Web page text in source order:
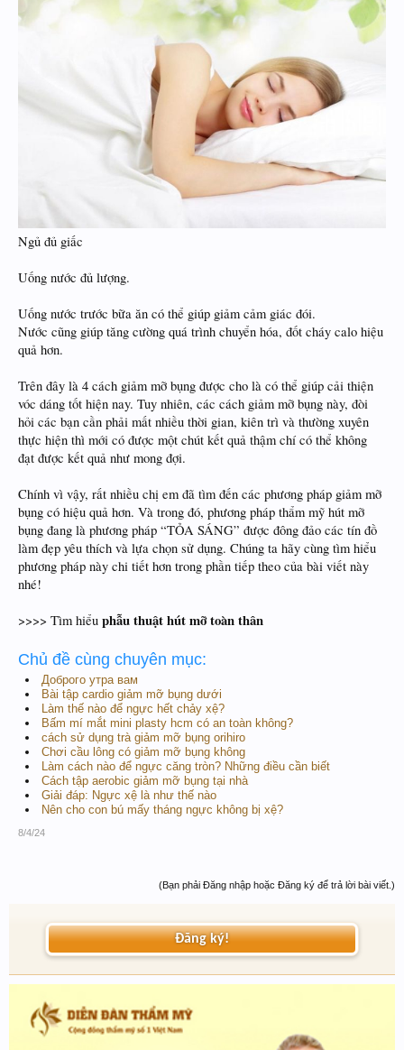
Ngủ đủ giấc
Uống nước đủ lượng.
Uống nước trước bữa ăn có thể giúp giảm cảm giác đói.
Nước cũng giúp tăng cường quá trình chuyển hóa, đốt cháy calo hiệu
quả hơn.
Trên đây là 4 cách giảm mỡ bụng được cho là có thể giúp cải thiện
vóc dáng tốt hiện nay. Tuy nhiên, các cách giảm mỡ bụng này, đòi
hỏi các bạn cần phải mất nhiều thời gian, kiên trì và thường xuyên
thực hiện thì mới có được một chút kết quả thậm chí có thể không
đạt được kết quả như mong đợi.
Chính vì vậy, rất nhiều chị em đã tìm đến các phương pháp giảm mỡ
bụng có hiệu quả hơn. Và trong đó, phương pháp thẩm mỹ hút mỡ
bụng đang là phương pháp “TỎA SÁNG” được đông đảo các tín đồ
làm đẹp yêu thích và lựa chọn sử dụng. Chúng ta hãy cùng tìm hiểu
phương pháp này chi tiết hơn trong phần tiếp theo của bài viết này
nhé!
>>>> Tìm hiểu phẫu thuật hút mỡ toàn thân
Chủ đề cùng chuyên mục:
Доброго утра вам
Bài tập cardio giảm mỡ bụng dưới
Làm thế nào để ngực hết chảy xệ?
Bấm mí mắt mini plasty hcm có an toàn không?
cách sử dụng trà giảm mỡ bụng orihiro
Chơi cầu lông có giảm mỡ bụng không
Làm cách nào để ngực căng tròn? Những điều cần biết
Cách tập aerobic giảm mỡ bụng tại nhà
Giải đáp: Ngực xệ là như thế nào
Nên cho con bú mấy tháng ngực không bị xệ?
8/4/24
(Bạn phải Đăng nhập hoặc Đăng ký để trả lời bài viết.)
Đăng ký!